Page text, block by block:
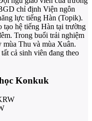
chỉ định Viện ngôn
lực tiếng Hàn (Topik).
tạo hệ tiếng Hàn tại trường
Trong buổi trải nghiệm
mùa Thu và mùa Xuân.
cả sinh viên đang theo
Konkuk